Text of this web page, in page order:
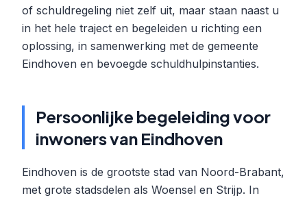
of schuldregeling niet zelf uit, maar staan naast u
in het hele traject en begeleiden u richting een
oplossing, in samenwerking met de gemeente
Eindhoven en bevoegde schuldhulpinstanties.
Persoonlijke begeleiding voor
inwoners van Eindhoven
Eindhoven is de grootste stad van Noord-Brabant,
met grote stadsdelen als Woensel en Strijp. In